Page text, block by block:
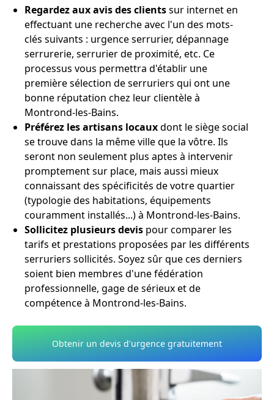
Regardez aux avis des clientssur internet en
effectuant une recherche avec l'un des mots-
clés suivants : urgence serrurier, dépannage
serrurerie, serrurier de proximité, etc. Ce
processus vous permettra d'établir une
première sélection de serruriers qui ont une
bonne réputation chez leur clientèle à
Montrond-les-Bains.
Préférez les artisans locauxdont le siège social
se trouve dans la même ville que la vôtre. Ils
seront non seulement plus aptes à intervenir
promptement sur place, mais aussi mieux
connaissant des spécificités de votre quartier
(typologie des habitations, équipements
couramment installés...) à Montrond-les-Bains.
Sollicitez plusieurs devis pour comparer les
tarifs et prestations proposées par les différents
serruriers sollicités. Soyez sûr que ces derniers
soient bien membres d'une fédération
professionnelle, gage de sérieux et de
compétence à Montrond-les-Bains.
Obtenir un devis d'urgence gratuitement